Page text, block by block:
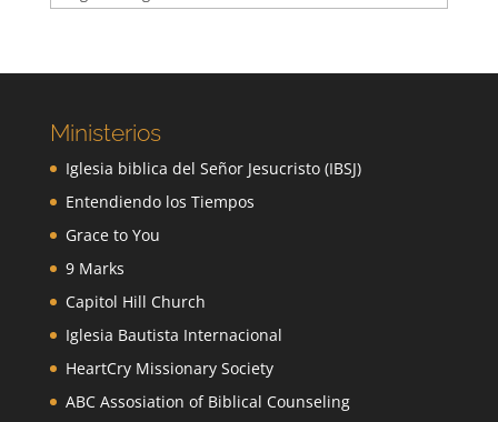
Ministerios
Iglesia biblica del Señor Jesucristo (IBSJ)
Entendiendo los Tiempos
Grace to You
9 Marks
Capitol Hill Church
Iglesia Bautista Internacional
HeartCry Missionary Society
ABC Assosiation of Biblical Counseling